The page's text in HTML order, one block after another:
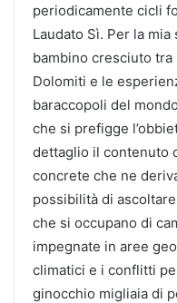
periodicamente cicli
Laudato Sì. Per la
bambino cresciuto
Dolomiti e le
baraccopoli del
che si prefigge
dettaglio il contenuto
concrete che ne
possibilità di
che si occupano di
impegnate in aree
climatici e i conflitti
ginocchio migliaia di